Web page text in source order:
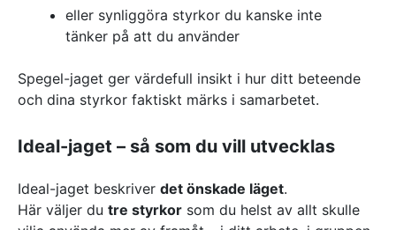
eller synliggöra styrkor du kanske inte
tänker på att du använder
Spegel-jaget ger värdefull insikt i hur ditt beteende
och dina styrkor faktiskt märks i samarbetet.
Ideal-jaget – så som du vill utvecklas
Ideal-jaget beskriver det önskade läget.
Här väljer du tre styrkor som du helst av allt skulle